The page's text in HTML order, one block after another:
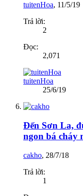
tuitenHoa, 11/5/19
Trả lời:
2
Đọc:
2,071
tuitenHoa
25/6/19
Đến Sơn La,
ngon bá cháy
cakho, 28/7/18
Trả lời:
1